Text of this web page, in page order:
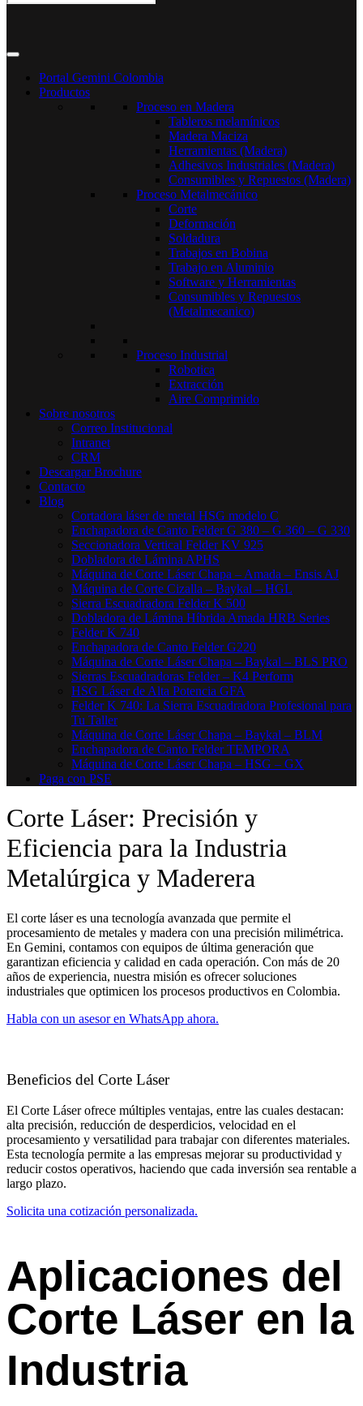
Portal Gemini Colombia
Productos
Proceso en Madera
Tableros melamínicos
Madera Maciza
Herramientas (Madera)
Adhesivos Industriales (Madera)
Consumibles y Repuestos (Madera)
Proceso Metalmecánico
Corte
Deformación
Soldadura
Trabajos en Bobina
Trabajo en Aluminio
Software y Herramientas
Consumibles y Repuestos
(Metalmecanico)
Proceso Industrial
Robotica
Extracción
Aire Comprimido
Sobre nosotros
Correo Institucional
Intranet
CRM
Descargar Brochure
Contacto
Blog
Cortadora láser de metal HSG modelo C​
Enchapadora de Canto Felder G 380 – G 360 – G 330
Seccionadora Vertical Felder KV 925
Dobladora de Lámina APHS
Máquina de Corte Láser Chapa – Amada – Ensis AJ
Máquina de Corte Cizalla – Baykal – HGL
Sierra Escuadradora Felder K 500
Dobladora de Lámina Híbrida Amada HRB Series
Felder K 740
Enchapadora de Canto Felder G220
Máquina de Corte Láser Chapa – Baykal – BLS PRO
Sierras Escuadradoras Felder – K4 Perform
HSG Láser de Alta Potencia GFA
Felder K 740: La Sierra Escuadradora Profesional para
Tu Taller
Máquina de Corte Láser Chapa – Baykal – BLM
Enchapadora de Canto Felder TEMPORA
Máquina de Corte Láser Chapa – HSG – GX
Paga con PSE
Corte Láser: Precisión y
Eficiencia para la Industria
Metalúrgica y Maderera
El corte láser es una tecnología avanzada que permite el
procesamiento de metales y madera con una precisión milimétrica.
En Gemini, contamos con equipos de última generación que
garantizan eficiencia y calidad en cada operación. Con más de 20
años de experiencia, nuestra misión es ofrecer soluciones
industriales que optimicen los procesos productivos en Colombia.
Habla con un asesor en WhatsApp ahora.
Beneficios del Corte Láser
El Corte Láser ofrece múltiples ventajas, entre las cuales destacan:
alta precisión, reducción de desperdicios, velocidad en el
procesamiento y versatilidad para trabajar con diferentes materiales.
Esta tecnología permite a las empresas mejorar su productividad y
reducir costos operativos, haciendo que cada inversión sea rentable a
largo plazo.
Solicita una cotización personalizada.
Aplicaciones del
Corte Láser en la
Industria